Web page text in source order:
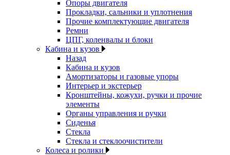
Опоры двигателя
Прокладки, сальники и уплотнения
Прочие комплектующие двигателя
Ремни
ЦПГ, коленвалы и блоки
Кабина и кузов
Назад
Кабина и кузов
Амортизаторы и газовые упоры
Интерьер и экстерьер
Кронштейны, кожухи, ручки и прочие
элементы
Органы управления и ручки
Сиденья
Стекла
Стекла и стеклоочистители
Колеса и ролики